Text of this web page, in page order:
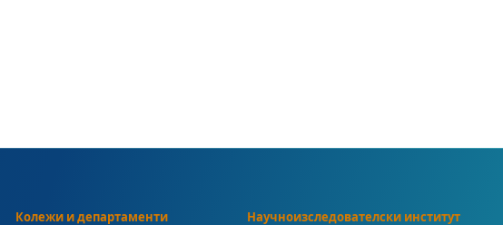
Колежи и департаменти Научноизследователски институт